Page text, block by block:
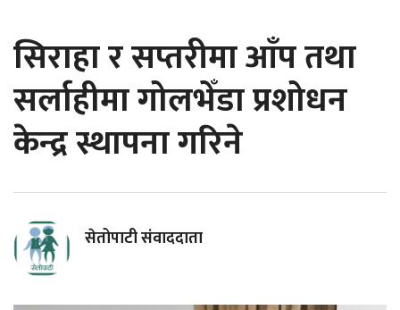
सिराहा र सप्तरीमा आँप तथा
सर्लाहीमा गोलभेँडा प्रशोधन
केन्द्र स्थापना गरिने
सेतोपाटी संवाददाता